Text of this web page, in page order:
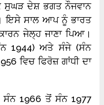
ਸੁਘੜ ਦੇਸ਼ ਭਗਤ ਨੌਜਵਾਨ
ਇਸੇ ਸਾਲ ਆਪ ਨੂੰ ਭਾਰਤ
ਜੇਲ੍ਹ ਜਾਣਾ ਪਿਆ।
1944) ਅਤੇ ਸੰਜੇ (ਸੰਨ
ਵਿਚ ਫਿਰੋਜ਼ ਗਾਂਧੀ ਦਾ
ਸੰਨ 1966 ਤੋਂ ਸੰਨ 1977